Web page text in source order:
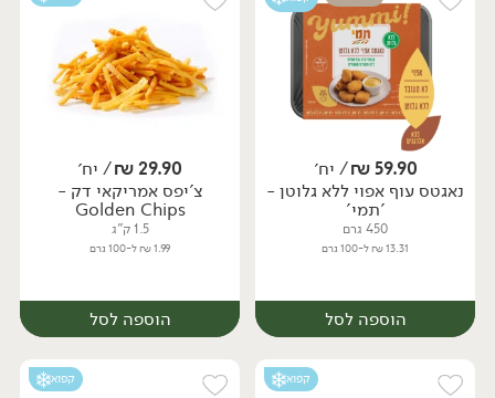
יח׳ יח׳
59.90
₪/ יח׳
נאגטס עוף אפוי ללא גלוטן -
'תמי'
450 גרם
13.31 ₪ ל-100 גרם
הוספה לסל
29.90
₪/ יח׳
צ'יפס אמריקאי דק -
Golden Chips
1.5 ק"ג
1.99 ₪ ל-100 גרם
הוספה לסל
קפוא קפוא